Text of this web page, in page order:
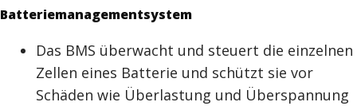
Batteriemanagementsystem
Das BMS überwacht und steuert die einzelnen
Zellen eines Batterie und schützt sie vor
Schäden wie Überlastung und Überspannung